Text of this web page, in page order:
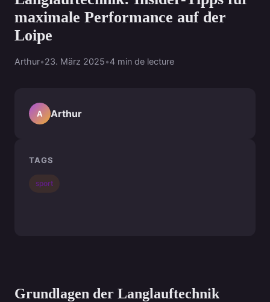
maximale Performance auf der
Loipe
Arthur•23. März 2025•4 min de lecture
Grundlagen der Langlauftechnik
A Arthur
TAGS
sport